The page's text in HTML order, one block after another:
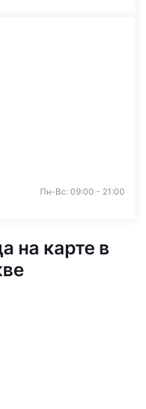
Пн-Вс: 09:00 - 21:00
на карте в